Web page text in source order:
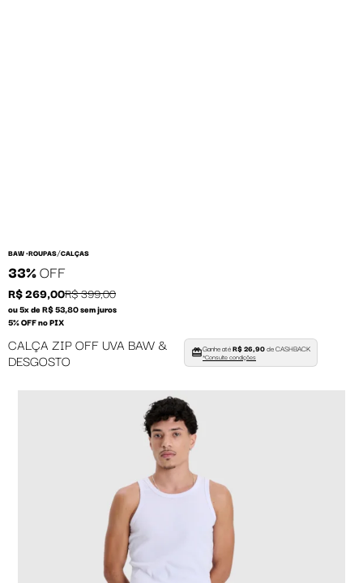
BAW •ROUPAS/CALÇAS
33%OFF
R$ 269,00R$ 399,00
ou 5x de R$ 53,80 sem juros
5% OFF no PIX
CALÇA ZIP OFF UVA BAW &
DESGOSTO
Ganhe atéR$ 26,90de CASHBACK
*Consulte condições